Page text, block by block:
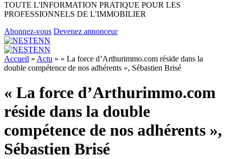
TOUTE L'INFORMATION PRATIQUE POUR LES
PROFESSIONNELS DE L'IMMOBILIER
Abonnez-vous Devenez annonceur
Accueil » Actu » « La force d’Arthurimmo.com réside dans la
double compétence de nos adhérents », Sébastien Brisé
« La force d’Arthurimmo.com
réside dans la double
compétence de nos adhérents »,
Sébastien Brisé